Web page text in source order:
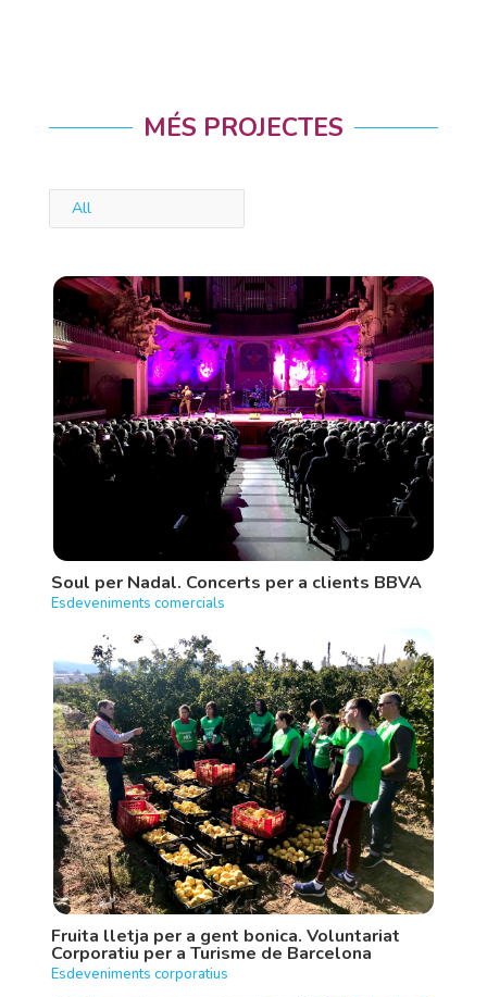
MÉS PROJECTES
All
Soul per Nadal. Concerts per a clients BBVA
Esdeveniments comercials
Fruita lletja per a gent bonica. Voluntariat
Corporatiu per a Turisme de Barcelona
Esdeveniments corporatius